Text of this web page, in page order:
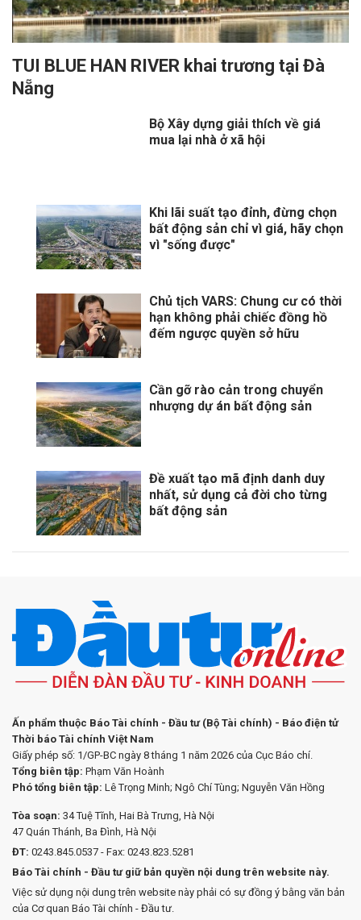
TUI BLUE HAN RIVER khai trương tại Đà
Nẵng
Bộ Xây dựng giải thích về giá
mua lại nhà ở xã hội
Khi lãi suất tạo đỉnh, đừng chọn
bất động sản chỉ vì giá, hãy chọn
vì "sống được"
Chủ tịch VARS: Chung cư có thời
hạn không phải chiếc đồng hồ
đếm ngược quyền sở hữu
Cần gỡ rào cản trong chuyển
nhượng dự án bất động sản
Đề xuất tạo mã định danh duy
nhất, sử dụng cả đời cho từng
bất động sản
Ấn phẩm thuộc Báo Tài chính - Đầu tư (Bộ Tài chính) - Báo điện tử
Thời báo Tài chính Việt Nam
Giấy phép số: 1/GP-BC ngày 8 tháng 1 năm 2026 của Cục Báo chí.
Tổng biên tập: Phạm Văn Hoành
Phó tổng biên tập: Lê Trọng Minh; Ngô Chí Tùng; Nguyễn Văn Hồng
Tòa soạn: 34 Tuệ Tĩnh, Hai Bà Trưng, Hà Nội
47 Quán Thánh, Ba Đình, Hà Nội
ĐT: 0243.845.0537 - Fax: 0243.823.5281
Báo Tài chính - Đầu tư giữ bản quyền nội dung trên website này.
Việc sử dụng nội dung trên website này phải có sự đồng ý bằng văn bản
của Cơ quan Báo Tài chính - Đầu tư.